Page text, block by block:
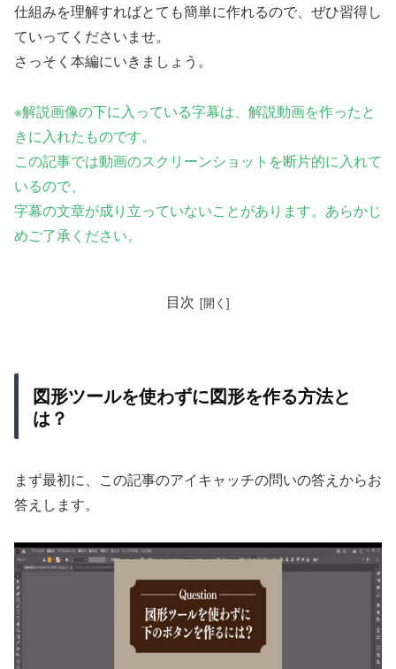
仕組みを理解すればとても簡単に作れるので、ぜひ習得し
ていってくださいませ。
さっそく本編にいきましょう。
※解説画像の下に入っている字幕は、解説動画を作ったと
きに入れたものです。
この記事では動画のスクリーンショットを断片的に入れて
いるので、
字幕の文章が成り立っていないことがあります。あらかじ
めご了承ください。
目次
図形ツールを使わずに図形を作る方法と
は？
まず最初に、この記事のアイキャッチの問いの答えからお
答えします。